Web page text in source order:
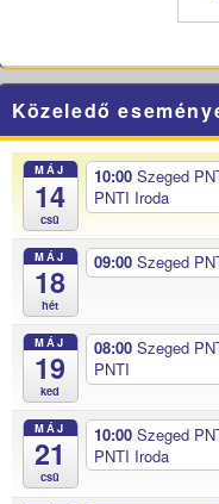
Közeledő
MÁJ
14
csü
10:00 Szeged
PNTI Iroda
MÁJ
18
hét
09:00 Szeged
MÁJ
19
ked
08:00 Szeged
PNTI
MÁJ
21
csü
10:00 Szeged
PNTI Iroda